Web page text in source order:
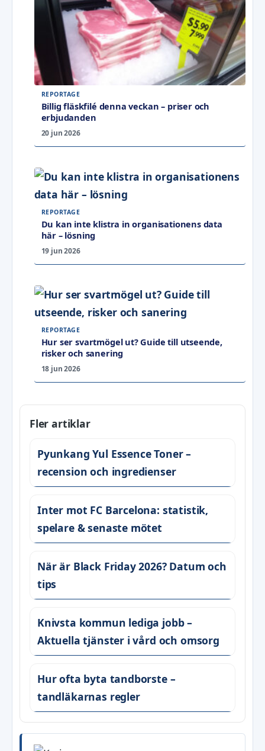
REPORTAGE
Billig fläskfilé denna veckan – priser och
erbjudanden
20 jun 2026
REPORTAGE
Du kan inte klistra in organisationens data
här – lösning
19 jun 2026
REPORTAGE
Hur ser svartmögel ut? Guide till utseende,
risker och sanering
18 jun 2026
Fler artiklar
Pyunkang Yul Essence Toner –
recension och ingredienser
Inter mot FC Barcelona: statistik,
spelare & senaste mötet
När är Black Friday 2026? Datum och
tips
Knivsta kommun lediga jobb –
Aktuella tjänster i vård och omsorg
Hur ofta byta tandborste –
tandläkarnas regler